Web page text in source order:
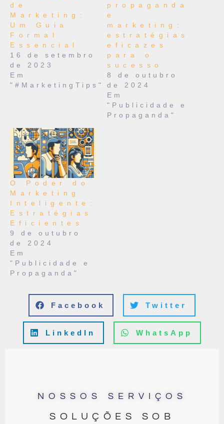
de
Marketing:
Um Guia
Formal
Essencial
16 de setembro
de 2023
Em
"#MarketingTips"
propaganda
e
marketing:
estratégias
eficazes
para o
sucesso
8 de outubro
de 2024
Em
"Publicidade e
Propaganda"
O Poder do
Marketing
Inteligente:
Estratégias
Eficientes
9 de outubro
de 2024
Em
"Publicidade e
Propaganda"
Facebook Twitter
LinkedIn WhatsApp
NOSSOS SERVIÇOS
SOLUÇÕES SOB